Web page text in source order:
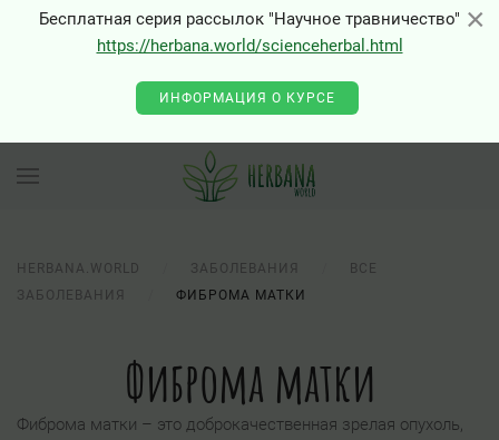
×
Бесплатная серия рассылок "Научное травничество"
https://herbana.world/scienceherbal.html
ИНФОРМАЦИЯ О КУРСЕ
HERBANA.WORLD ЗАБОЛЕВАНИЯ
ВСЕ
ЗАБОЛЕВАНИЯ
ФИБРОМА МАТКИ
Фиброма матки
Фиброма матки – это доброкачественная зрелая опухоль,
×
0 - Class "Joomla\Input\Json" not found